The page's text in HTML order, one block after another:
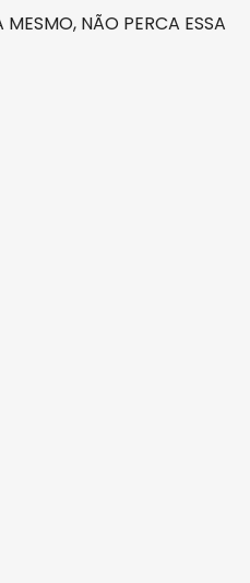
NÃO PERCA ESSA